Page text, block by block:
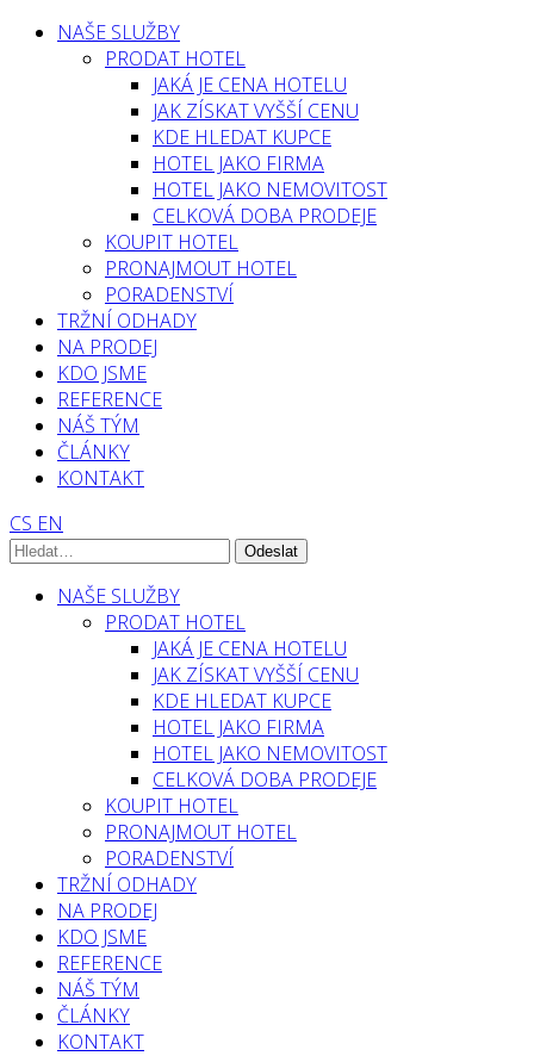
NAŠE SLUŽBY
PRODAT HOTEL
JAKÁ JE CENA HOTELU
JAK ZÍSKAT VYŠŠÍ CENU
KDE HLEDAT KUPCE
HOTEL JAKO FIRMA
HOTEL JAKO NEMOVITOST
CELKOVÁ DOBA PRODEJE
KOUPIT HOTEL
PRONAJMOUT HOTEL
PORADENSTVÍ
TRŽNÍ ODHADY
NA PRODEJ
KDO JSME
REFERENCE
NÁŠ TÝM
ČLÁNKY
KONTAKT
CS EN
NAŠE SLUŽBY
PRODAT HOTEL
JAKÁ JE CENA HOTELU
JAK ZÍSKAT VYŠŠÍ CENU
KDE HLEDAT KUPCE
HOTEL JAKO FIRMA
HOTEL JAKO NEMOVITOST
CELKOVÁ DOBA PRODEJE
KOUPIT HOTEL
PRONAJMOUT HOTEL
PORADENSTVÍ
TRŽNÍ ODHADY
NA PRODEJ
KDO JSME
REFERENCE
NÁŠ TÝM
ČLÁNKY
KONTAKT